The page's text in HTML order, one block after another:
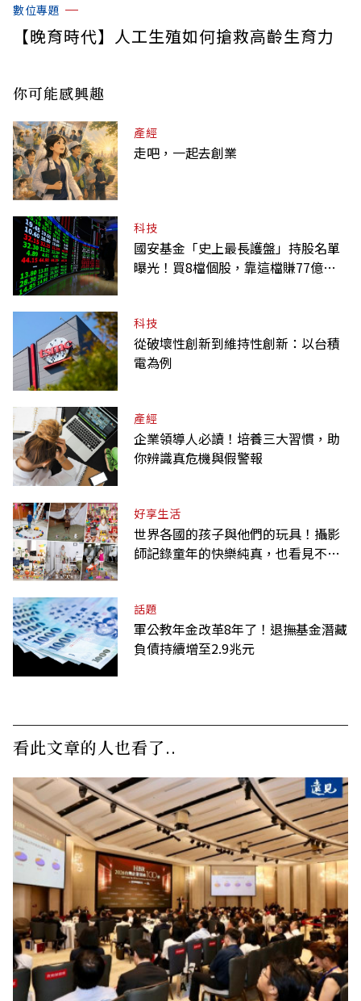
數位專題
【晚育時代】人工生殖如何搶救高齡生育力
你可能感興趣
產經
走吧，一起去創業
科技
國安基金「史上最長護盤」持股名單
曝光！買8檔個股，靠這檔賺77億最
科技
從破壞性創新到維持性創新：以台積
電為例
產經
企業領導人必讀！培養三大習慣，助
你辨識真危機與假警報
好享生活
世界各國的孩子與他們的玩具！攝影
師記錄童年的快樂純真，也看見不同
話題
軍公教年金改革8年了！退撫基金潛藏
負債持續增至2.9兆元
看此文章的人也看了..